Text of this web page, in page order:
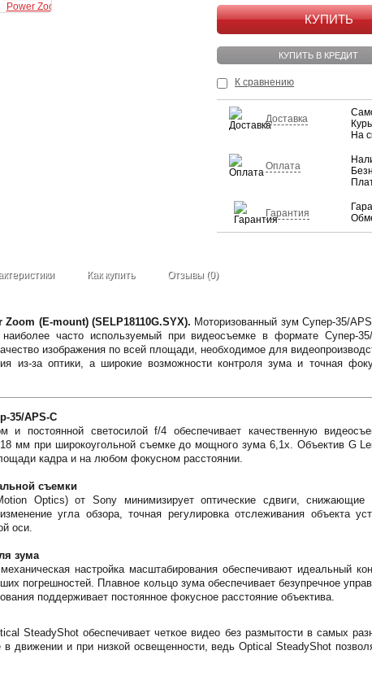
КУПИТЬ
КУПИТЬ В КРЕДИТ
К сравнению
Доставка
На
Оплата
Гарантия
Как купить Отзывы (0)
(E-mount) (SELP18110G.SYX). Моторизованный зум Супер-35/
часто используемый при видеосъемке в формате Супер-
изображения по всей площади, необходимое для
из-за оптики, а широкие возможности контроля зума и точная
35/APS-C
и постоянной светосилой f/4 обеспечивает качественную
мм при широкоугольной съемке до мощного зума 6,1x. Объектив G
кадра и на любом фокусном расстоянии.
съемки
Optics) от Sony минимизирует оптические сдвиги, снижающие
угла обзора, точная регулировка отслеживания объекта
оси.
зума
настройка масштабирования обеспечивают идеальный
погрешностей. Плавное кольцо зума обеспечивает безупречное
поддерживает постоянное фокусное расстояние объектива.
SteadyShot обеспечивает четкое видео без размытости в самых
движении и при низкой освещенности, ведь Optical SteadyShot